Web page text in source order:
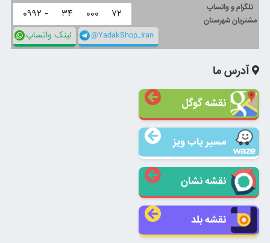
تلگرام و واتساپ
مشتریان شهرستان
۰۹۹۲ - ۳۴ ۰۰۰ ۷۲
لینک واتساپ @YadakShop_Iran
آدرس ما
نقشه گوگل
مسیر یاب ویز
نقشه نشان
نقشه بلد